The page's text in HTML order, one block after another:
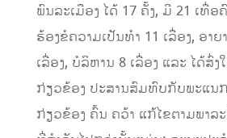
ພົນລະເມືອງ ໄດ້ 17 ຄັ້ງ, ມີ 21 ເທື່ອ
ຮ້ອງຂໍຄວາມເປັນທໍາ 11 ເລື່ອງ, ອາຍ
ເລື່ອງ, ບໍລິຫານ 8 ເລື່ອງ ແລະ ໄດ້ສົ່
ກ່ຽວຂ້ອງ ປະສານສົມທົບກັບພະແນ
ກ່ຽວຂ້ອງ ຄົ້ນ ຄວ້າ ແກ້ໄຂຕາມພາລ